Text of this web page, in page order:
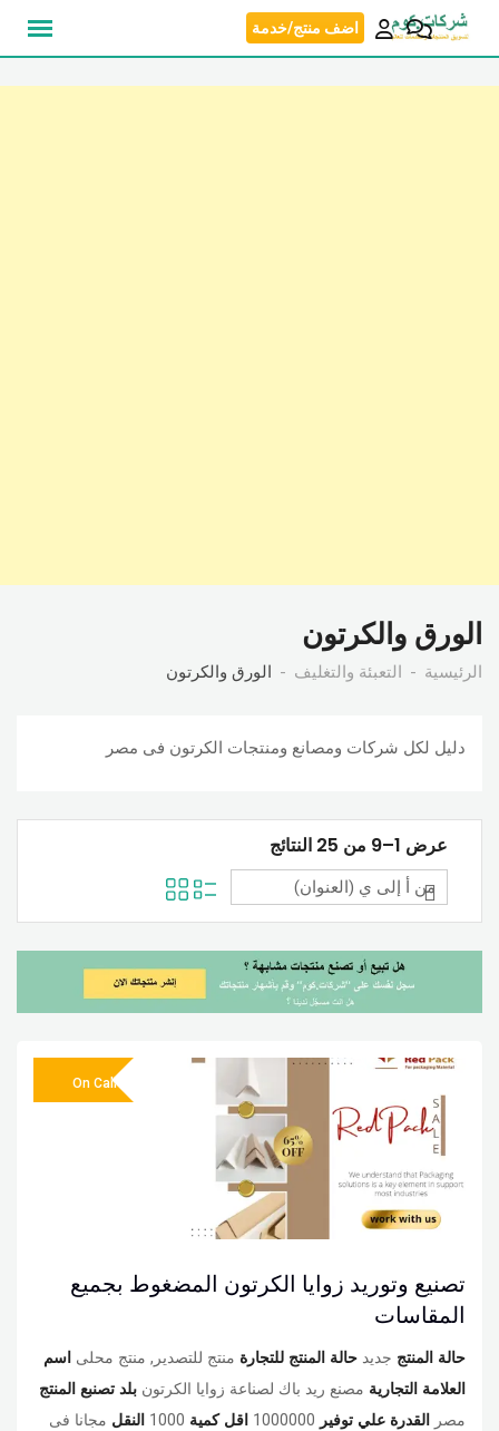
انتقل
اضف منتج/خدمة
الورق والكرتون
الرئيسية التعبئة والتغليف الورق والكرتون
دليل لكل شركات ومصانع ومنتجات الكرتون فى مصر
عرض 1–9 من 25 النتائج
تصنيع وتوريد زوايا الكرتون المضغوط بجميع
المقاسات
حالة المنتج جديد حالة المنتج للتجارة منتج للتصدير, منتج محلى اسم
العلامة التجارية مصنع ريد باك لصناعة زوايا الكرتون بلد تصنبع المنتج
مصر
القدرة علي توفير 1000000 اقل كمية 1000 النقل مجانا فى
On Call